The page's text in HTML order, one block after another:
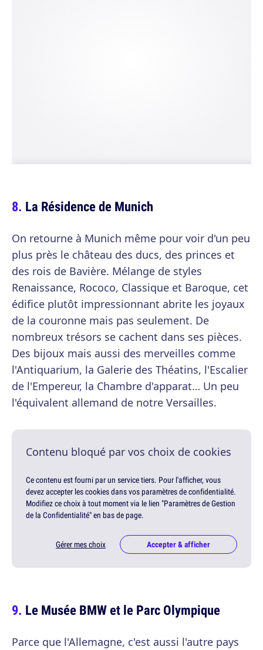
La Résidence de Munich
On retourne à Munich même pour voir d'un peu
plus près le château des ducs, des princes et
des rois de Bavière. Mélange de styles
Renaissance, Rococo, Classique et Baroque, cet
édifice plutôt impressionnant abrite les joyaux
de la couronne mais pas seulement. De
nombreux trésors se cachent dans ses pièces.
Des bijoux mais aussi des merveilles comme
l'Antiquarium, la Galerie des Théatins, l'Escalier
de l'Empereur, la Chambre d'apparat… Un peu
l'équivalent allemand de notre Versailles.
Contenu bloqué par vos choix de cookies
Ce contenu est fourni par un service tiers. Pour l'afficher, vous
devez accepter les cookies dans vos paramètres de confidentialité.
Modifiez ce choix à tout moment via le lien "Paramètres de Gestion
de la Confidentialité" en bas de page.
Gérer mes choix Accepter & afficher
Le Musée BMW et le Parc Olympique
Parce que l'Allemagne, c'est aussi l'autre pays